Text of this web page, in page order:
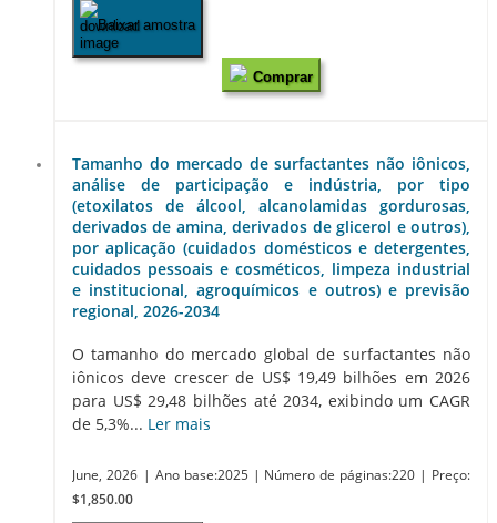
Baixar amostra
Comprar
Tamanho do mercado de surfactantes não iônicos,
análise de participação e indústria, por tipo
(etoxilatos de álcool, alcanolamidas gordurosas,
derivados de amina, derivados de glicerol e outros),
por aplicação (cuidados domésticos e detergentes,
cuidados pessoais e cosméticos, limpeza industrial
e institucional, agroquímicos e outros) e previsão
regional, 2026-2034
O tamanho do mercado global de surfactantes não
iônicos deve crescer de US$ 19,49 bilhões em 2026
para US$ 29,48 bilhões até 2034, exibindo um CAGR
de 5,3%... Ler mais
June, 2026 | Ano base:2025 | Número de páginas:220 | Preço:
$1,850.00